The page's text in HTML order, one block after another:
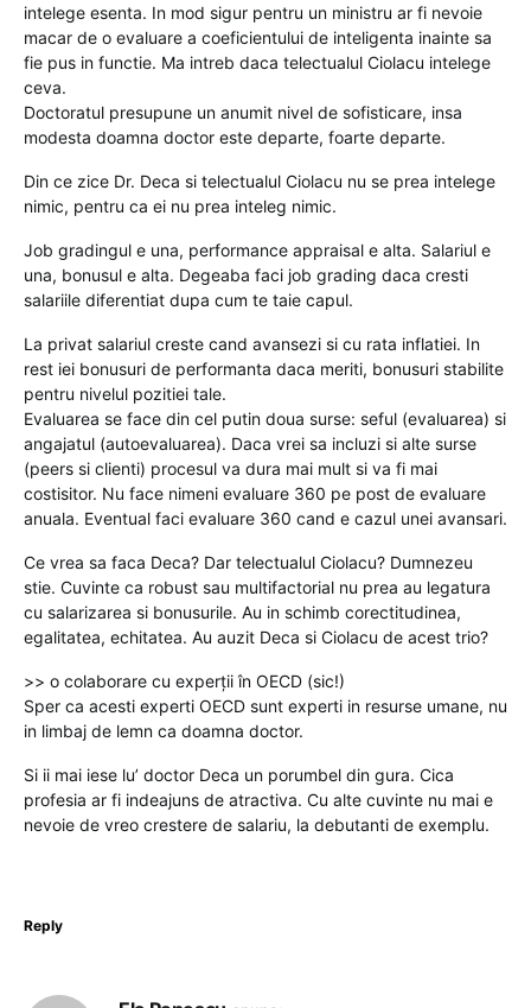
intelege esenta. In mod sigur pentru un ministru ar fi nevoie
macar de o evaluare a coeficientului de inteligenta inainte sa
fie pus in functie. Ma intreb daca telectualul Ciolacu intelege
ceva.
Doctoratul presupune un anumit nivel de sofisticare, insa
modesta doamna doctor este departe, foarte departe.
Din ce zice Dr. Deca si telectualul Ciolacu nu se prea intelege
nimic, pentru ca ei nu prea inteleg nimic.
Job gradingul e una, performance appraisal e alta. Salariul e
una, bonusul e alta. Degeaba faci job grading daca cresti
salariile diferentiat dupa cum te taie capul.
La privat salariul creste cand avansezi si cu rata inflatiei. In
rest iei bonusuri de performanta daca meriti, bonusuri stabilite
pentru nivelul pozitiei tale.
Evaluarea se face din cel putin doua surse: seful (evaluarea) si
angajatul (autoevaluarea). Daca vrei sa incluzi si alte surse
(peers si clienti) procesul va dura mai mult si va fi mai
costisitor. Nu face nimeni evaluare 360 pe post de evaluare
anuala. Eventual faci evaluare 360 cand e cazul unei avansari.
Ce vrea sa faca Deca? Dar telectualul Ciolacu? Dumnezeu
stie. Cuvinte ca robust sau multifactorial nu prea au legatura
cu salarizarea si bonusurile. Au in schimb corectitudinea,
egalitatea, echitatea. Au auzit Deca si Ciolacu de acest trio?
>> o colaborare cu experții în OECD (sic!)
Sper ca acesti experti OECD sunt experti in resurse umane, nu
in limbaj de lemn ca doamna doctor.
Si ii mai iese lu’ doctor Deca un porumbel din gura. Cica
profesia ar fi indeajuns de atractiva. Cu alte cuvinte nu mai e
nevoie de vreo crestere de salariu, la debutanti de exemplu.
Reply